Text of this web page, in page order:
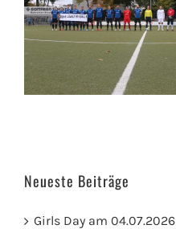
Neueste Beiträge
Girls Day am 04.07.2026